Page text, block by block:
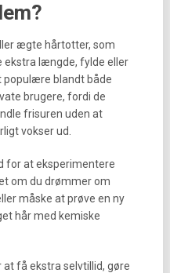
ægte hårtotter, som
ekstra længde, fylde eller
populære blandt både
brugere, fordi de
frisuren uden at
vokser ud.
for at eksperimentere
om du drømmer om
måske at prøve en ny
hår med kemiske
få ekstra selvtillid, gøre